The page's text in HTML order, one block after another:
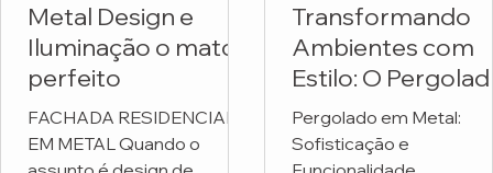
Metal Design e
Iluminação o match
perfeito
FACHADA RESIDENCIAL
EM METAL Quando o
Transformando
Ambientes com
Estilo: O
em Metal
Personalizado da
Pergolado em Metal:
Sofisticação e